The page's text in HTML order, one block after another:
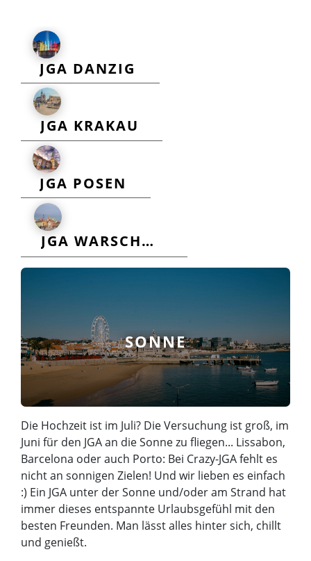
JGA DANZIG
JGA KRAKAU
JGA POSEN
JGA WARSCHAU
SONNE
Die Hochzeit ist im Juli? Die Versuchung ist groß, im
Juni für den JGA an die Sonne zu fliegen... Lissabon,
Barcelona oder auch Porto: Bei Crazy-JGA fehlt es
nicht an sonnigen Zielen! Und wir lieben es einfach
:) Ein JGA unter der Sonne und/oder am Strand hat
immer dieses entspannte Urlaubsgefühl mit den
besten Freunden. Man lässt alles hinter sich, chillt
und genießt.